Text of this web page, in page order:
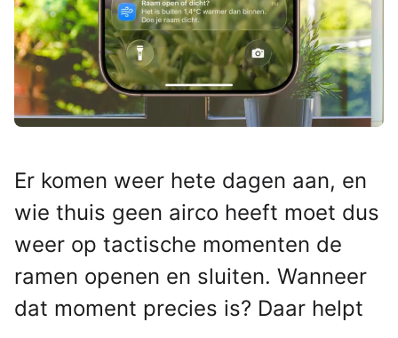
Er komen weer hete dagen aan, en
wie thuis geen airco heeft moet dus
weer op tactische momenten de
ramen openen en sluiten. Wanneer
dat moment precies is? Daar helpt